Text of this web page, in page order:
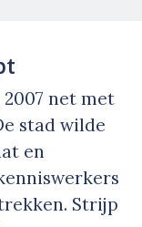
net met
stad wilde
en
Strijp